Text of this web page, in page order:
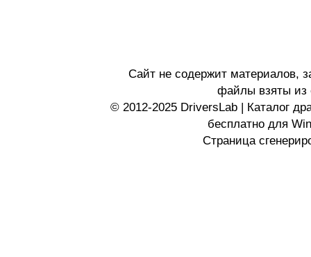
Сайт не содержит материалов,
файлы взяты из
© 2012-2025 DriversLab | Каталог
бесплатно для
Страница